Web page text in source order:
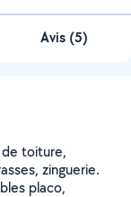
Avis (5)
toiture,
zinguerie.
placo,